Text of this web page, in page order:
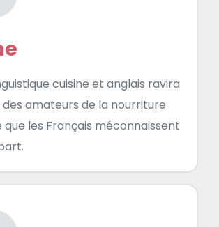
cuisine et anglais ravira
des amateurs de la nourriture
les Français méconnaissent